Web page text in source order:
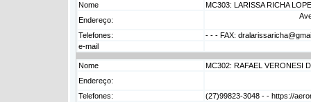
Nome
MC303: LARISSA RICHA
Endereço:
Telefones:
- - - FAX:
e-mail
Nome
MC302: RAFAEL VERONESI
Endereço:
Telefones:
(27)99823-3048 - - https://